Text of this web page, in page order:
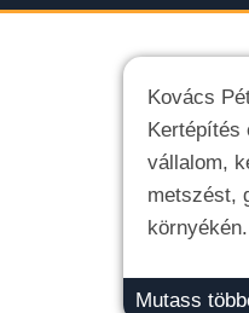
Kovács
Kertépítés
vállalom,
metszést,
Mutass